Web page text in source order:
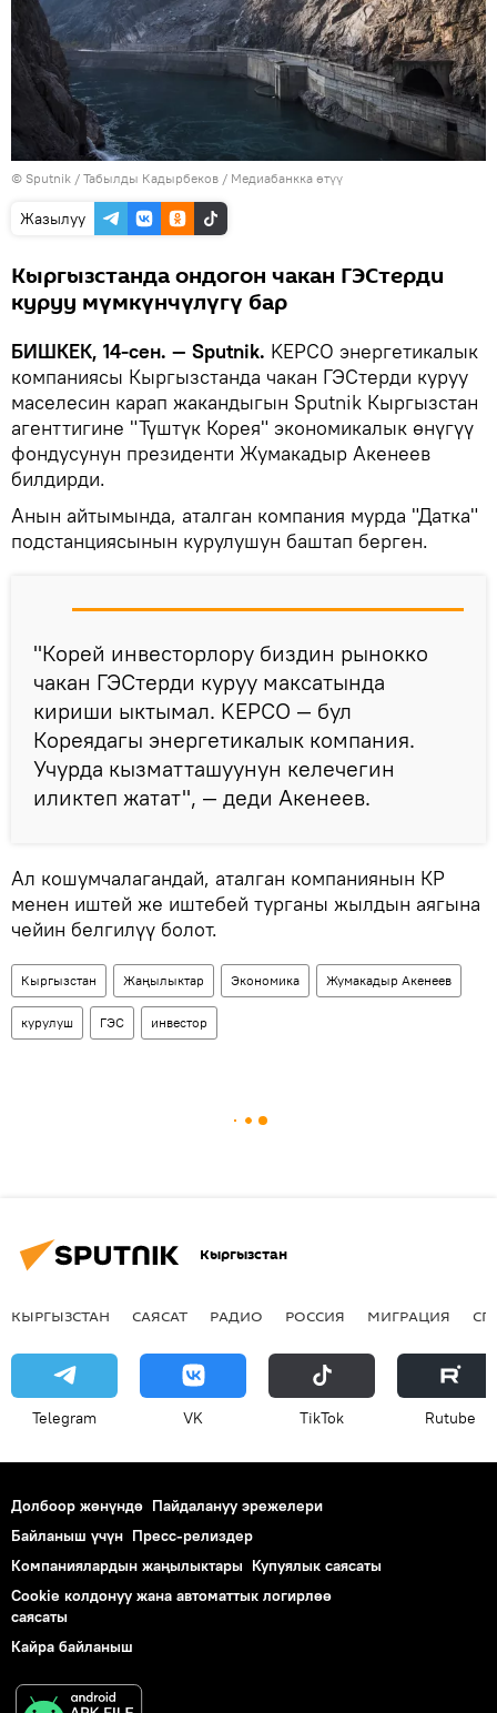
© Sputnik / Табылды Кадырбеков / Медиабанкка өтүү
Жазылуу
Кыргызстанда ондогон чакан ГЭСтерди
куруу мүмкүнчүлүгү бар
БИШКЕК, 14-сен. — Sputnik. KEPCO энергетикалык
компаниясы Кыргызстанда чакан ГЭСтерди куруу
маселесин карап жакандыгын Sputnik Кыргызстан
агенттигине "Түштүк Корея" экономикалык өнүгүү
фондусунун президенти Жумакадыр Акенеев
билдирди.
Анын айтымында, аталган компания мурда "Датка"
подстанциясынын курулушун баштап берген.
"Корей инвесторлору биздин рынокко
чакан ГЭСтерди куруу максатында
кириши ыктымал. KEPCO — бул
Кореядагы энергетикалык компания.
Учурда кызматташуунун келечегин
иликтеп жатат", — деди Акенеев.
Ал кошумчалагандай, аталган компаниянын КР
менен иштей же иштебей турганы жылдын аягына
чейин белгилүү болот.
Кыргызстан Жаңылыктар Экономика Жумакадыр Акенеев
курулуш ГЭС инвестор
Кыргызстан
КЫРГЫЗСТАН САЯСАТ РАДИО РОССИЯ МИГРАЦИЯ
Telegram VK ТikТоk Rutube
Долбоор жөнүндө Пайдалануу эрежелери
Байланыш үчүн Пресс-релиздер
Компаниялардын жаңылыктары Купуялык саясаты
Cookie колдонуу жана автоматтык логирлөө
саясаты
Кайра байланыш